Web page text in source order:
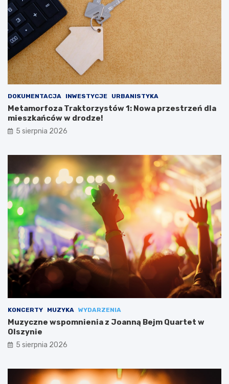
DOKUMENTACJA INWESTYCJE URBANISTYKA
Metamorfoza Traktorzystów 1: Nowa przestrzeń dla
mieszkańców w drodze!
5 sierpnia 2026
KONCERTY MUZYKA WYDARZENIA
Muzyczne wspomnienia z Joanną Bejm Quartet w
Olszynie
5 sierpnia 2026